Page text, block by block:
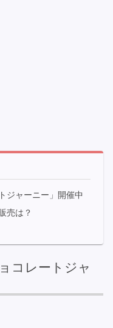
ジャーニー」開催中
売は？
コレートジャ